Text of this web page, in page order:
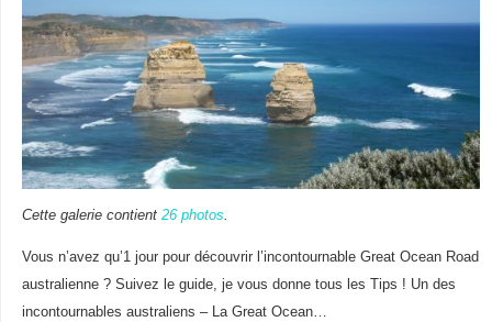
Cette galerie contient 26 photos
Vous n’avez qu’1 jour pour découvrir l’incontournable Great Ocean Road
australienne ? Suivez le guide, je vous donne tous les Tips ! Un des
incontournables australiens – La Great Ocean…